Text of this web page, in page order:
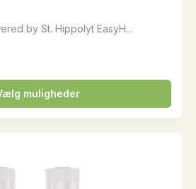
by St. Hippolyt EasyH...
muligheder